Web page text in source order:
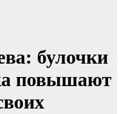
булочки
повышают